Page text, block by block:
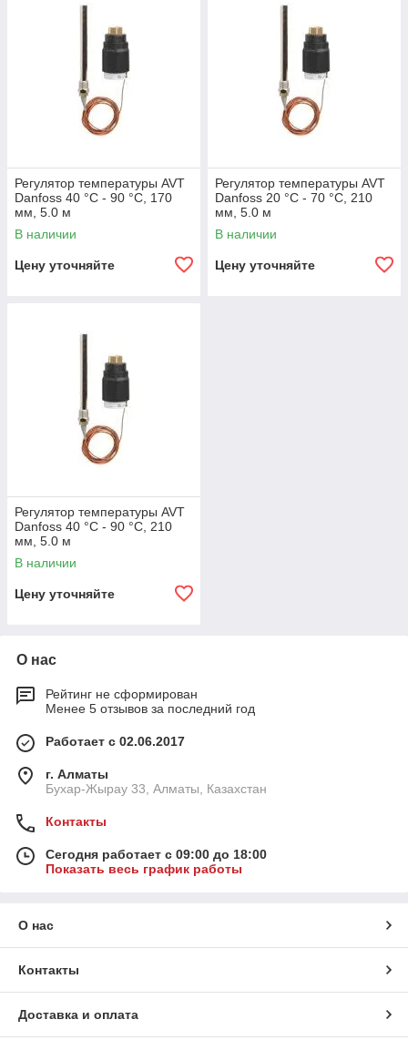
Регулятор температуры AVT
Danfoss 40 °C - 90 °C, 170
мм, 5.0 м
В наличии
Цену уточняйте
Регулятор температуры AVT
Danfoss 20 °C - 70 °C, 210
мм, 5.0 м
В наличии
Цену уточняйте
Регулятор температуры AVT
Danfoss 40 °C - 90 °C, 210
мм, 5.0 м
В наличии
Цену уточняйте
О нас
Рейтинг не сформирован
Менее 5 отзывов за последний год
Работает с 02.06.2017
г. Алматы
Бухар-Жырау 33, Алматы, Казахстан
Контакты
Сегодня работает с 09:00 до 18:00
Показать весь график работы
О нас
Контакты
Доставка и оплата